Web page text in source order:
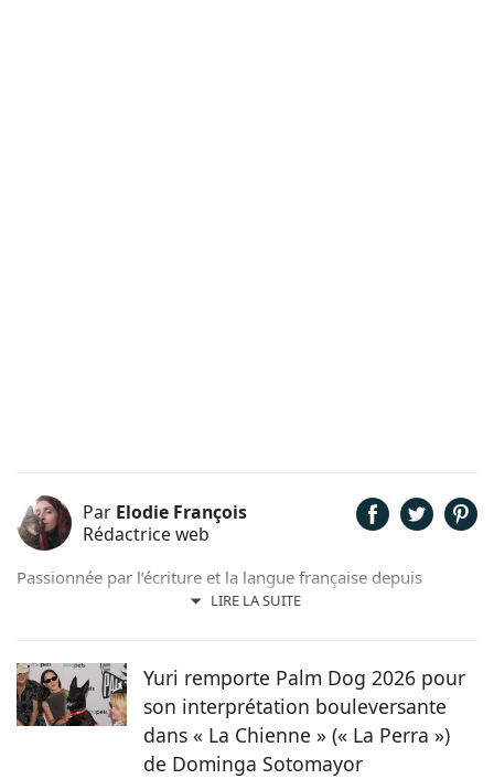
Par Elodie François
Rédactrice web
LIRE LA SUITE
Passionnée par l’écriture et la langue française depuis
toujours, j’aime jouer avec les mots et les faire vivre.
Yuri remporte Palm Dog 2026 pour
son interprétation bouleversante
dans « La Chienne » (« La Perra »)
de Dominga Sotomayor